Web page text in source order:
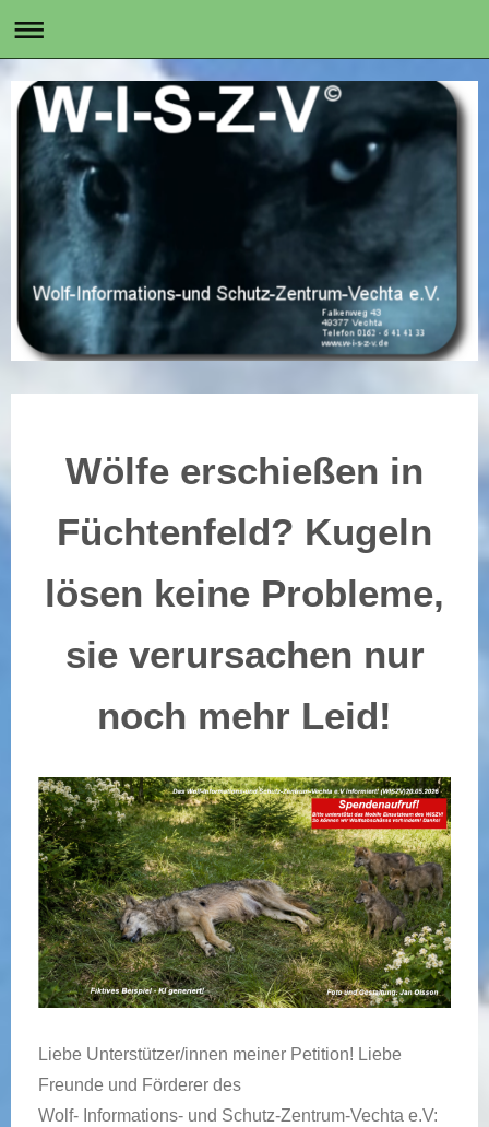
Wölfe erschießen in
Füchtenfeld? Kugeln
lösen keine Probleme,
sie verursachen nur
noch mehr Leid!
Liebe Unterstützer/innen meiner Petition! Liebe
Freunde und Förderer des
Wolf- Informations- und Schutz-Zentrum-Vechta e.V: